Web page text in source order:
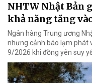
NHTW Nhật Bản
khả năng tăng
Ngân hàng Trung ương
nhưng cảnh báo lạm phát
9/2026 khi đồng yên suy